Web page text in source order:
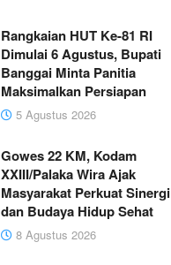
Rangkaian HUT Ke-81 RI
Dimulai 6 Agustus, Bupati
Banggai Minta Panitia
Maksimalkan Persiapan
5 Agustus 2026
Gowes 22 KM, Kodam
XXIII/Palaka Wira Ajak
Masyarakat Perkuat Sinergi
dan Budaya Hidup Sehat
8 Agustus 2026